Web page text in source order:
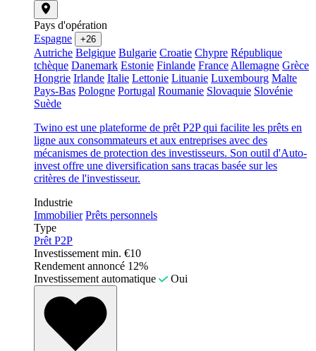
Pays d'opération
Espagne
+26
Autriche Belgique Bulgarie Croatie Chypre République
tchèque Danemark Estonie Finlande France Allemagne Grèce
Hongrie Irlande Italie Lettonie Lituanie Luxembourg Malte
Pays-Bas Pologne Portugal Roumanie Slovaquie Slovénie
Suède
Twino est une plateforme de prêt P2P qui facilite les prêts en
ligne aux consommateurs et aux entreprises avec des
mécanismes de protection des investisseurs. Son outil d'Auto-
invest offre une diversification sans tracas basée sur les
critères de l'investisseur.
Industrie
Immobilier Prêts personnels
Type
Prêt P2P
Investissement min. €10
Rendement annoncé 12%
Investissement automatique
Oui